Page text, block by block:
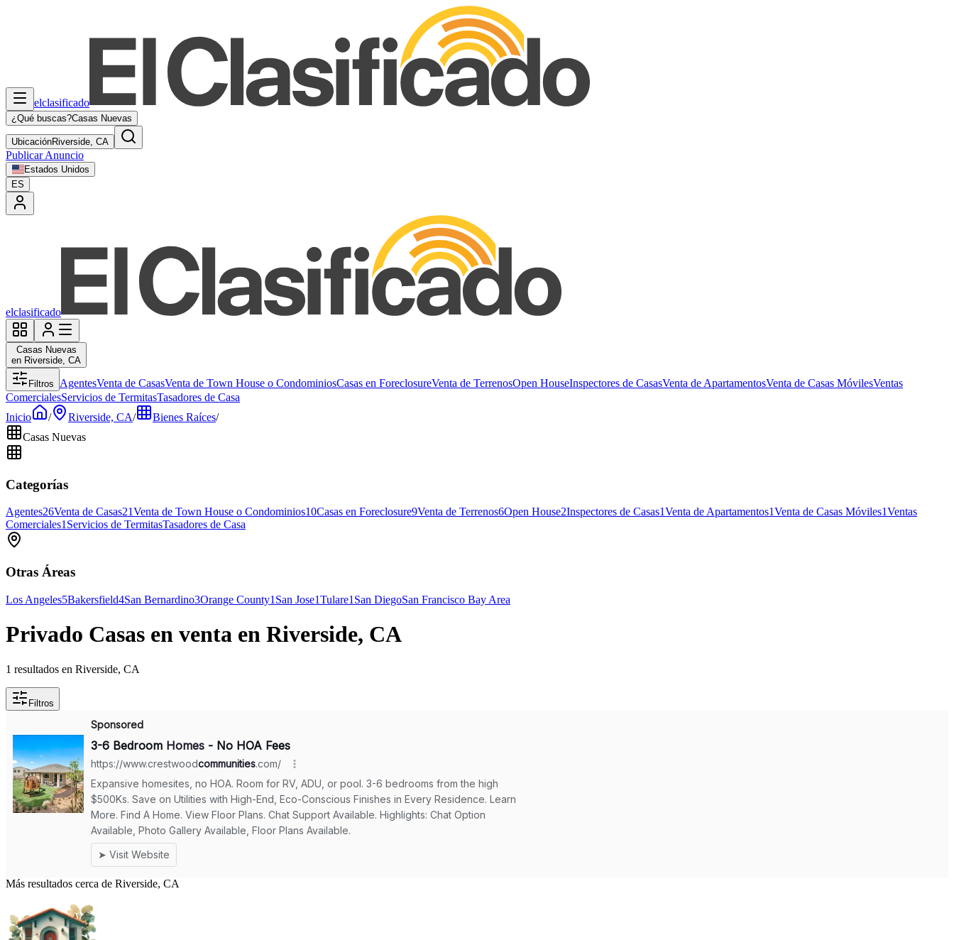
elclasificado
¿Qué buscas?Casas Nuevas
UbicaciónRiverside, CA
Publicar Anuncio
Estados Unidos
ES
elclasificado
Casas Nuevas
en Riverside, CA
Filtros AgentesVenta de CasasVenta de Town House o CondominiosCasas en ForeclosureVenta de TerrenosOpen HouseInspectores de CasasVenta de ApartamentosVenta de Casas MóvilesVentas
ComercialesServicios de TermitasTasadores de Casa
Inicio
/ Riverside, CA/ Bienes Raíces/
Casas Nuevas
Categorías
Agentes26Venta de Casas21Venta de Town House o Condominios10Casas en Foreclosure9Venta de Terrenos6Open House2Inspectores de Casas1Venta de Apartamentos1Venta de Casas Móviles1Ventas
Comerciales1Servicios de TermitasTasadores de Casa
Otras Áreas
Los Angeles5Bakersfield4San Bernardino3Orange County1 San Jose1Tulare1 San DiegoSan Francisco Bay Area
Privado Casas en venta en Riverside, CA
1 resultados en Riverside, CA
Filtros
Más resultados cerca de Riverside, CA